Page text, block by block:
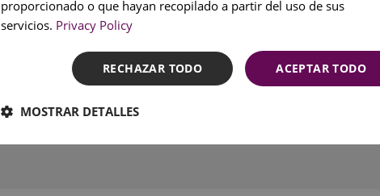
proporcionado o que hayan recopilado a partir del uso de sus
servicios. Privacy Policy
ACEPTAR TODO
RECHAZAR TODO
MOSTRAR DETALLES